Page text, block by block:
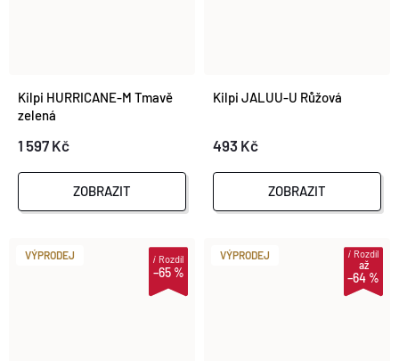
Kilpi HURRICANE-M Tmavě
zelená
1 597 Kč
ZOBRAZIT
Kilpi JALUU-U Růžová
493 Kč
ZOBRAZIT
VÝPRODEJ
–65 %
iRozdíl
VÝPRODEJ
až
–64 %
iRozdíl